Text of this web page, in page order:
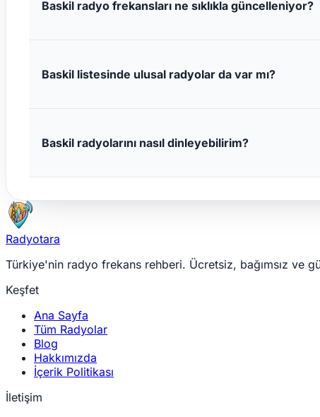
Baskil radyo frekansları ne sıklıkla güncelleniyor?
Baskil listesinde ulusal radyolar da var mı?
Baskil radyolarını nasıl dinleyebilirim?
Radyotara
Türkiye'nin radyo frekans rehberi. Ücretsiz, bağımsız ve
Keşfet
Ana Sayfa
Tüm Radyolar
Blog
Hakkımızda
İçerik Politikası
İletişim